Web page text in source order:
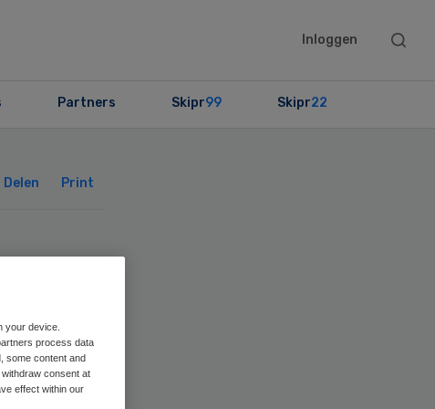
Inloggen
Search
Partners Skipr99 Skipr22
Delen Print
your device.
process data
some content and
consent at
effect within our